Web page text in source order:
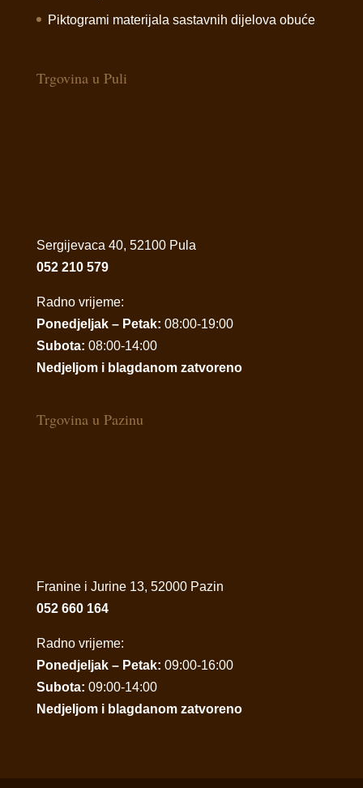
Piktogrami materijala sastavnih dijelova obuće
Trgovina u Puli
Sergijevaca 40, 52100 Pula
052 210 579
Radno vrijeme:
Ponedjeljak – Petak: 08:00-19:00
Subota: 08:00-14:00
Nedjeljom i blagdanom zatvoreno
Trgovina u Pazinu
Franine i Jurine 13, 52000 Pazin
052 660 164
Radno vrijeme:
Ponedjeljak – Petak: 09:00-16:00
Subota: 09:00-14:00
Nedjeljom i blagdanom zatvoreno